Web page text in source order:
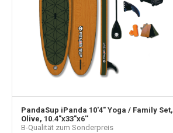
PandaSup iPanda 10'4" Yoga / Family Set,
Olive, 10.4"x33"x6''
B-Qualität zum Sonderpreis